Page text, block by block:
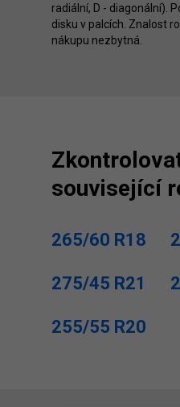
radiální, D - diagonální).
disku v palcích. Znalost
nákupu nezbytná.
související
265/60 R18
275/45 R21
255/55 R20